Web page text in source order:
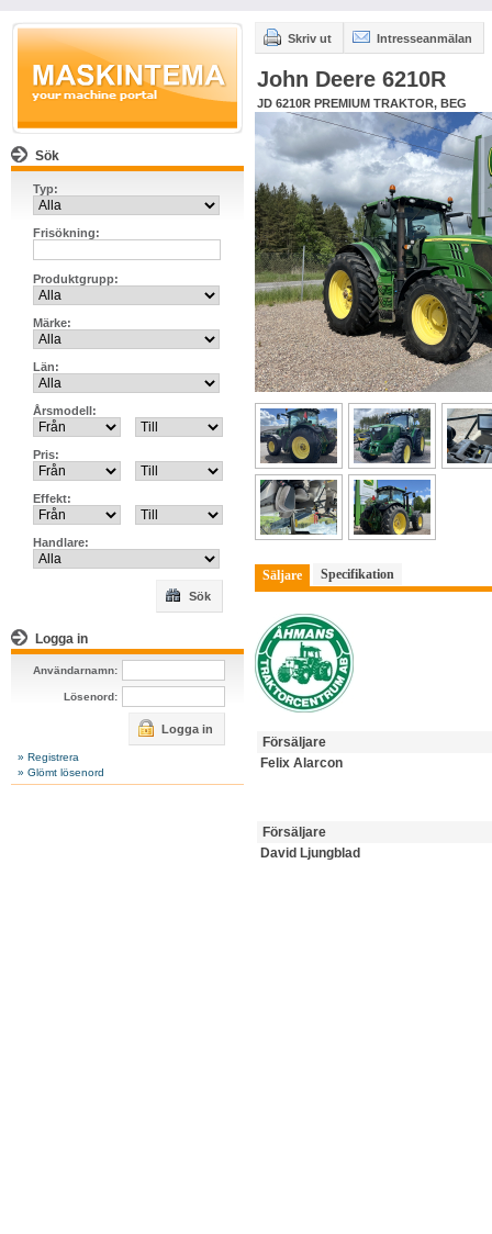
Sök
Typ:
Frisökning:
Produktgrupp:
Märke:
Län:
Årsmodell:
Pris:
Effekt:
Handlare:
Sök
Logga in
Användarnamn:
Lösenord:
Logga in
» Registrera
» Glömt lösenord
Skriv ut Intresseanmälan
John Deere 6210R
JD 6210R PREMIUM TRAKTOR, BEG
Säljare Specifikation
Försäljare
Felix Alarcon
Försäljare
David Ljungblad